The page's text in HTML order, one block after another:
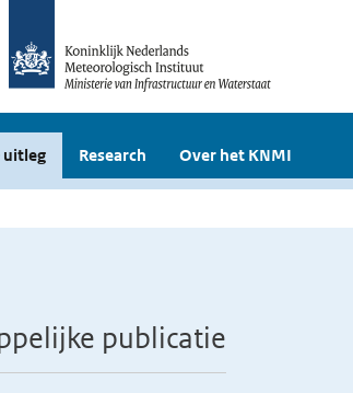
uitleg Research Over het KNMI
publicatie